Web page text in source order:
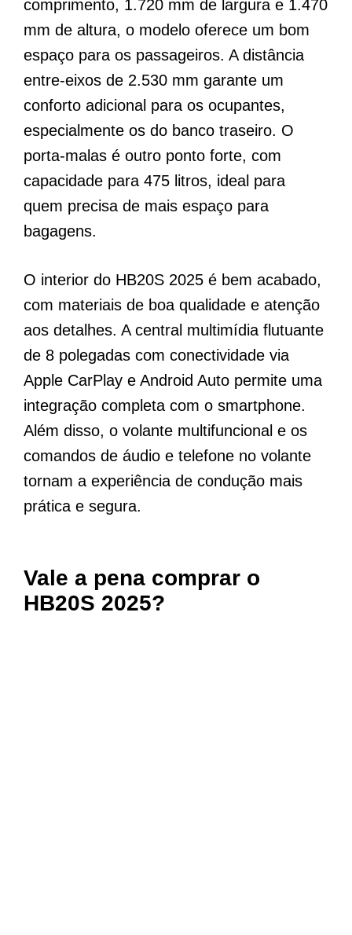
comprimento, 1.720 mm de largura e 1.470
mm de altura, o modelo oferece um bom
espaço para os passageiros. A distância
entre-eixos de 2.530 mm garante um
conforto adicional para os ocupantes,
especialmente os do banco traseiro. O
porta-malas é outro ponto forte, com
capacidade para 475 litros, ideal para
quem precisa de mais espaço para
bagagens.
O interior do HB20S 2025 é bem acabado,
com materiais de boa qualidade e atenção
aos detalhes. A central multimídia flutuante
de 8 polegadas com conectividade via
Apple CarPlay e Android Auto permite uma
integração completa com o smartphone.
Além disso, o volante multifuncional e os
comandos de áudio e telefone no volante
tornam a experiência de condução mais
prática e segura.
Vale a pena comprar o
HB20S 2025?